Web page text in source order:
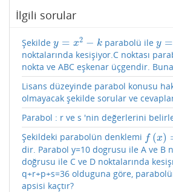
İlgili sorular
Şekilde y = x2 − k
y= x2 −k parabolü iley =
y=1
noktalarında kesişiyor.C noktası
nokta ve ABC eşkenar üçgendir.
Lisans düzeyinde parabol konusu
olmayacak şekilde sorular ve
Parabol : r ve s 'nin değerlerini
Şekildeki parabolün denklemi f (x)
f(x)=a
dir. Parabol y=10 dogrusu ile A ve B
doğrusu ile C ve D noktalarında
q+r+p+s=36 olduguna göre,
apsisi kaçtır?